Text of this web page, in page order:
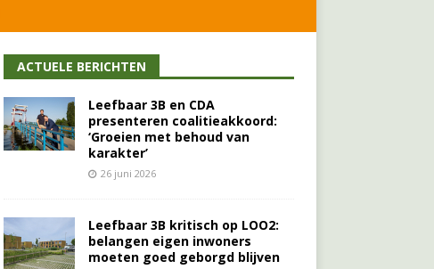
ACTUELE BERICHTEN
Leefbaar 3B en CDA
presenteren coalitieakkoord:
‘Groeien met behoud van
karakter’
26 juni 2026
Leefbaar 3B kritisch op LOO2:
belangen eigen inwoners
moeten goed geborgd blijven